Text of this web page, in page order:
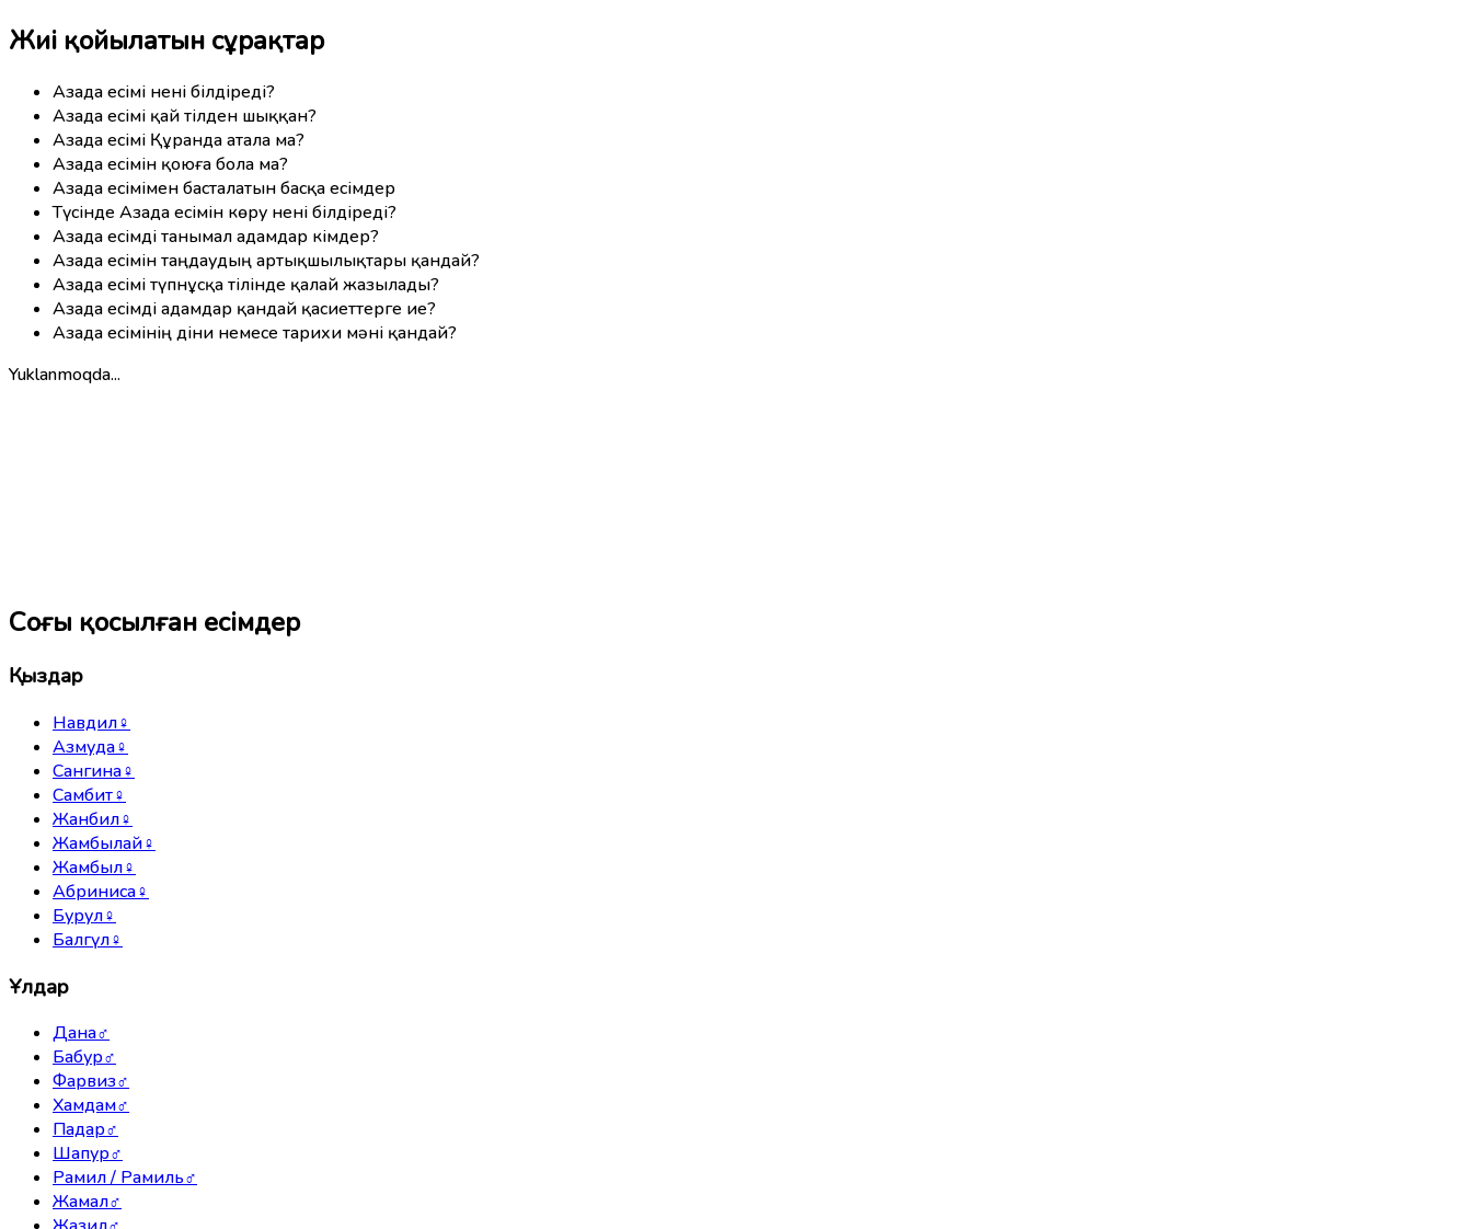
Жиі қойылатын сұрақтар
Азада есімі нені білдіреді?
Азада есімі қай тілден шыққан?
Азада есімі Құранда атала ма?
Азада есімін қоюға бола ма?
Азада есімімен басталатын басқа есімдер
Түсінде Азада есімін көру нені білдіреді?
Азада есімді танымал адамдар кімдер?
Азада есімін таңдаудың артықшылықтары қандай?
Азада есімі түпнұсқа тілінде қалай жазылады?
Азада есімді адамдар қандай қасиеттерге ие?
Азада есімінің діни немесе тарихи мәні қандай?
Yuklanmoqda...
Соңғы қосылған есімдер
Қыздар
Навдил♀
Азмуда♀
Сангина♀
Самбит♀
Жанбил♀
Жамбылай♀
Жамбыл♀
Абриниса♀
Бурул♀
Балгүл♀
Ұлдар
Дана♂
Бабур♂
Фарвиз♂
Хамдам♂
Падар♂
Шапур♂
Рамил / Рамиль♂
Жамал♂